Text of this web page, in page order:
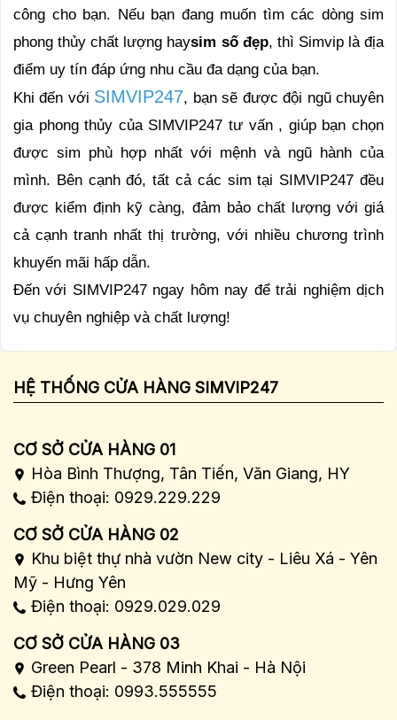
công cho bạn. Nếu bạn đang muốn tìm các dòng sim
phong thủy chất lượng haysim số đẹp, thì Simvip là địa
điểm uy tín đáp ứng nhu cầu đa dạng của bạn.
Khi đến với SIMVIP247, bạn sẽ được đội ngũ chuyên
gia phong thủy của SIMVIP247 tư vấn , giúp bạn chọn
được sim phù hợp nhất với mệnh và ngũ hành của
mình. Bên cạnh đó, tất cả các sim tại SIMVIP247 đều
được kiểm định kỹ càng, đảm bảo chất lượng với giá
cả cạnh tranh nhất thị trường, với nhiều chương trình
khuyến mãi hấp dẫn.
Đến với SIMVIP247 ngay hôm nay để trải nghiệm dịch
vụ chuyên nghiệp và chất lượng!
HỆ THỐNG CỬA HÀNG SIMVIP247
CƠ SỞ CỬA HÀNG 01
Hòa Bình Thượng, Tân Tiến, Văn Giang, HY
Điện thoại: 0929.229.229
CƠ SỞ CỬA HÀNG 02
Khu biệt thự nhà vườn New city - Liêu Xá - Yên
Mỹ - Hưng Yên
Điện thoại: 0929.029.029
CƠ SỞ CỬA HÀNG 03
Green Pearl - 378 Minh Khai - Hà Nội
Điện thoại: 0993.555555